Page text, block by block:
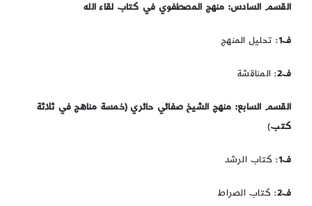
القسم السادس: منهج المصطفوي في كتاب لقاء الله
ف1 : تحليل المنهج
ف2 : المناقشة
القسم السابع: منهج الشيخ صفائي حائري (خمسة مناهج في ثلاثة
كتب)
ف1 : كتاب الرشد
ف2 : كتاب الصراط